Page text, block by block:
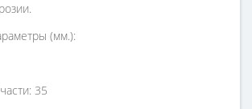
(мм.):
35